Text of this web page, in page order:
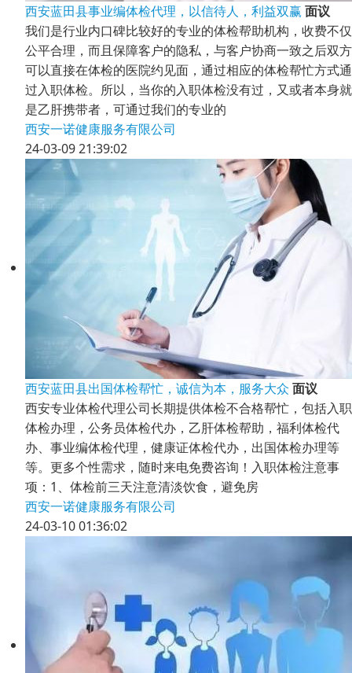
西安蓝田县事业编体检代理，以信待人，利益双赢面议
我们是行业内口碑比较好的专业的体检帮助机构，收费不仅
公平合理，而且保障客户的隐私，与客户协商一致之后双方
可以直接在体检的医院约见面，通过相应的体检帮忙方式通
过入职体检。所以，当你的入职体检没有过，又或者本身就
是乙肝携带者，可通过我们的专业的
西安一诺健康服务有限公司
24-03-09 21:39:02
西安蓝田县出国体检帮忙，诚信为本，服务大众 面议
西安专业体检代理公司长期提供体检不合格帮忙，包括入职
体检办理，公务员体检代办，乙肝体检帮助，福利体检代
办、事业编体检代理，健康证体检代办，出国体检办理等
等。更多个性需求，随时来电免费咨询！入职体检注意事
项：1、体检前三天注意清淡饮食，避免房
西安一诺健康服务有限公司
24-03-10 01:36:02